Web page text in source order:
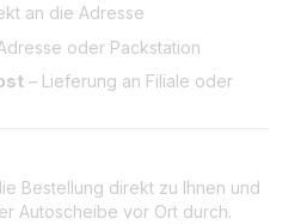
an die Adresse
oder Packstation
– Lieferung an Filiale oder
Bestellung direkt zu Ihnen und
Autoscheibe vor Ort durch.